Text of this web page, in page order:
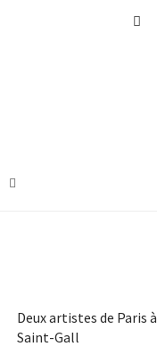
Deux artistes de Paris à
Saint-Gall